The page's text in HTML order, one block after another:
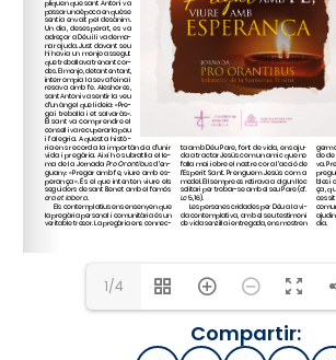
1/4
Compartir: